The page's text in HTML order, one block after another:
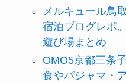
メルキュール鳥
宿泊ブログレポ
遊び場まとめ
OMO5京都三条
食やパジャマ・